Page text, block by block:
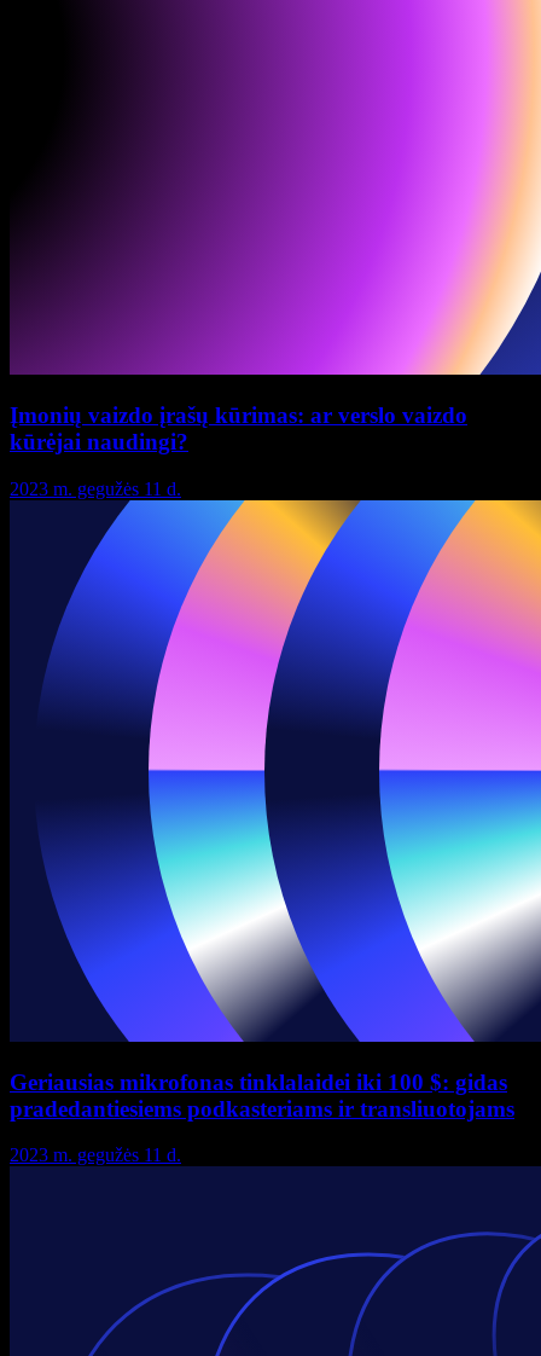
Įmonių vaizdo įrašų kūrimas: ar verslo vaizdo
kūrėjai naudingi?
2023 m. gegužės 11 d.
Geriausias mikrofonas tinklalaidei iki 100 $: gidas
pradedantiesiems podkasteriams ir transliuotojams
2023 m. gegužės 11 d.